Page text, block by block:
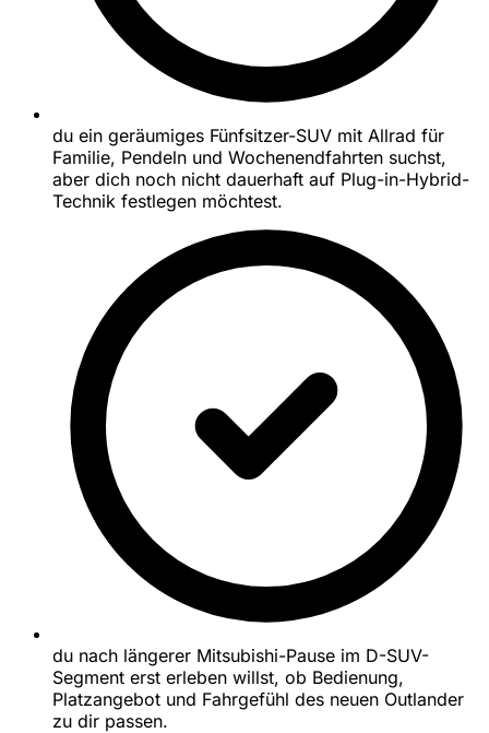
du ein geräumiges Fünfsitzer-SUV mit Allrad für
Familie, Pendeln und Wochenendfahrten suchst,
aber dich noch nicht dauerhaft auf Plug-in-Hybrid-
Technik festlegen möchtest.
du nach längerer Mitsubishi-Pause im D-SUV-
Segment erst erleben willst, ob Bedienung,
Platzangebot und Fahrgefühl des neuen Outlander
zu dir passen.